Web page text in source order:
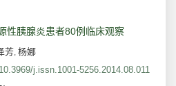
性胰腺炎患者80例临床观察
芳, 杨娜
10.3969/j.issn.1001-5256.2014.08.011